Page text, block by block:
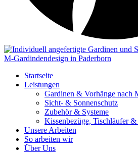
Startseite
Leistungen
Gardinen & Vorhänge nach
Sicht- & Sonnenschutz
Zubehör & Systeme
Kissenbezüge, Tischläufer &
Unsere Arbeiten
So arbeiten wir
Über Uns